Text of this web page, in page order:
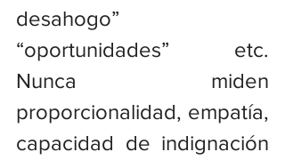
desahogo”
“oportunidades” etc.
Nunca miden
proporcionalidad, empatía,
capacidad de indignación